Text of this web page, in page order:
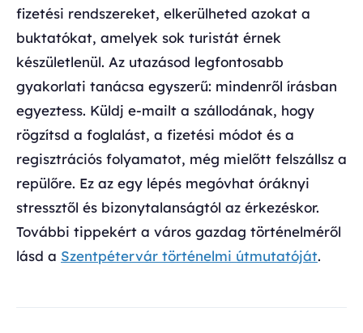
fizetési rendszereket, elkerülheted azokat a
buktatókat, amelyek sok turistát érnek
készületlenül. Az utazásod legfontosabb
gyakorlati tanácsa egyszerű: mindenről írásban
egyeztess. Küldj e-mailt a szállodának, hogy
rögzítsd a foglalást, a fizetési módot és a
regisztrációs folyamatot, még mielőtt felszállsz a
repülőre. Ez az egy lépés megóvhat óráknyi
stressztől és bizonytalanságtól az érkezéskor.
További tippekért a város gazdag történelméről
lásd a Szentpétervár történelmi útmutatóját.